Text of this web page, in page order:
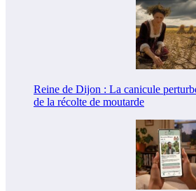
Reine de Dijon : La canicule
de la récolte de moutarde